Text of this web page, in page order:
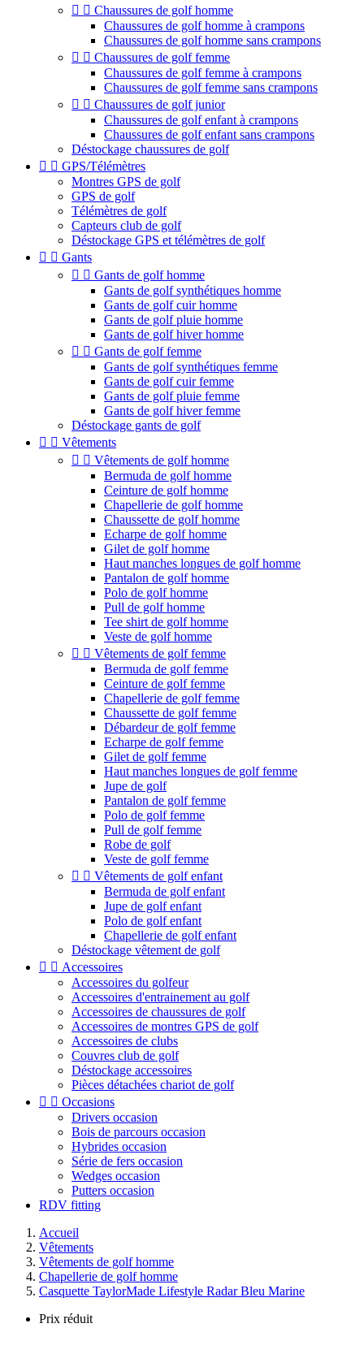
  Chaussures de golf homme
Chaussures de golf homme à crampons
Chaussures de golf homme sans crampons
  Chaussures de golf femme
Chaussures de golf femme à crampons
Chaussures de golf femme sans crampons
  Chaussures de golf junior
Chaussures de golf enfant à crampons
Chaussures de golf enfant sans crampons
Déstockage chaussures de golf
  GPS/Télémètres
Montres GPS de golf
GPS de golf
Télémètres de golf
Capteurs club de golf
Déstockage GPS et télémètres de golf
  Gants
  Gants de golf homme
Gants de golf synthétiques homme
Gants de golf cuir homme
Gants de golf pluie homme
Gants de golf hiver homme
  Gants de golf femme
Gants de golf synthétiques femme
Gants de golf cuir femme
Gants de golf pluie femme
Gants de golf hiver femme
Déstockage gants de golf
  Vêtements
  Vêtements de golf homme
Bermuda de golf homme
Ceinture de golf homme
Chapellerie de golf homme
Chaussette de golf homme
Echarpe de golf homme
Gilet de golf homme
Haut manches longues de golf homme
Pantalon de golf homme
Polo de golf homme
Pull de golf homme
Tee shirt de golf homme
Veste de golf homme
  Vêtements de golf femme
Bermuda de golf femme
Ceinture de golf femme
Chapellerie de golf femme
Chaussette de golf femme
Débardeur de golf femme
Echarpe de golf femme
Gilet de golf femme
Haut manches longues de golf femme
Jupe de golf
Pantalon de golf femme
Polo de golf femme
Pull de golf femme
Robe de golf
Veste de golf femme
  Vêtements de golf enfant
Bermuda de golf enfant
Jupe de golf enfant
Polo de golf enfant
Chapellerie de golf enfant
Déstockage vêtement de golf
  Accessoires
Accessoires du golfeur
Accessoires d'entrainement au golf
Accessoires de chaussures de golf
Accessoires de montres GPS de golf
Accessoires de clubs
Couvres club de golf
Déstockage accessoires
Pièces détachées chariot de golf
  Occasions
Drivers occasion
Bois de parcours occasion
Hybrides occasion
Série de fers occasion
Wedges occasion
Putters occasion
RDV fitting
Accueil
Vêtements
Vêtements de golf homme
Chapellerie de golf homme
Casquette TaylorMade Lifestyle Radar Bleu Marine
Prix réduit